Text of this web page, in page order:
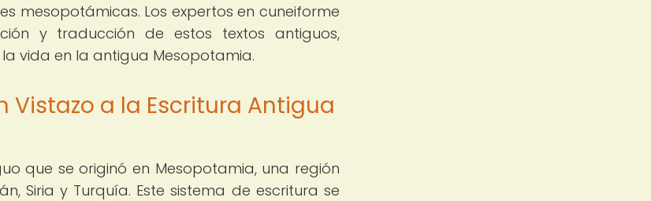
mesopotámicas. Los expertos en cuneiforme
y traducción de estos textos antiguos,
vida en la antigua Mesopotamia.
Vistazo a la Escritura Antigua
que se originó en Mesopotamia, una región
Siria y Turquía. Este sistema de escritura se